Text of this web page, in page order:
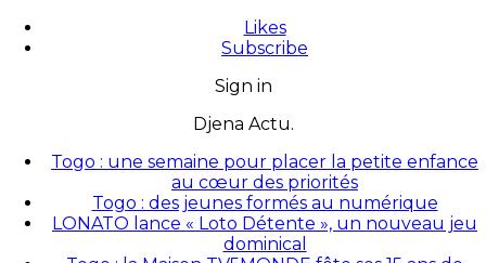
Likes
Subscribe
Sign in
Djena Actu.
Togo : une semaine pour placer la petite enfance
au cœur des priorités
Togo : des jeunes formés au numérique
LONATO lance « Loto Détente », un nouveau jeu
dominical